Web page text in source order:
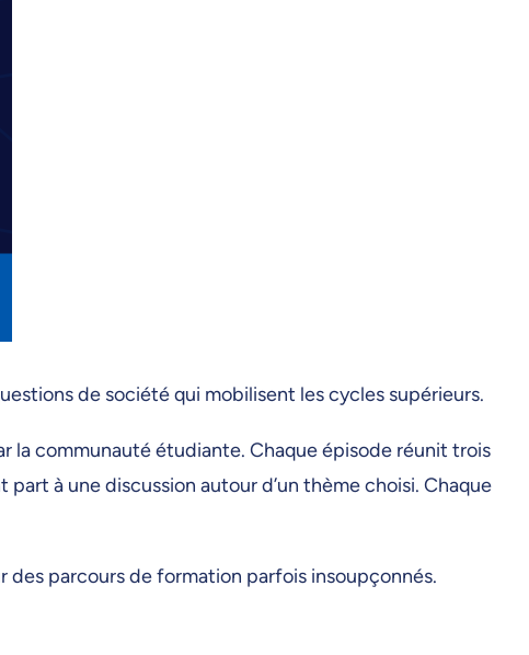
de société qui mobilisent les cycles supérieurs.
la communauté étudiante. Chaque épisode réunit trois
à une discussion autour d’un thème choisi. Chaque
des parcours de formation parfois insoupçonnés.